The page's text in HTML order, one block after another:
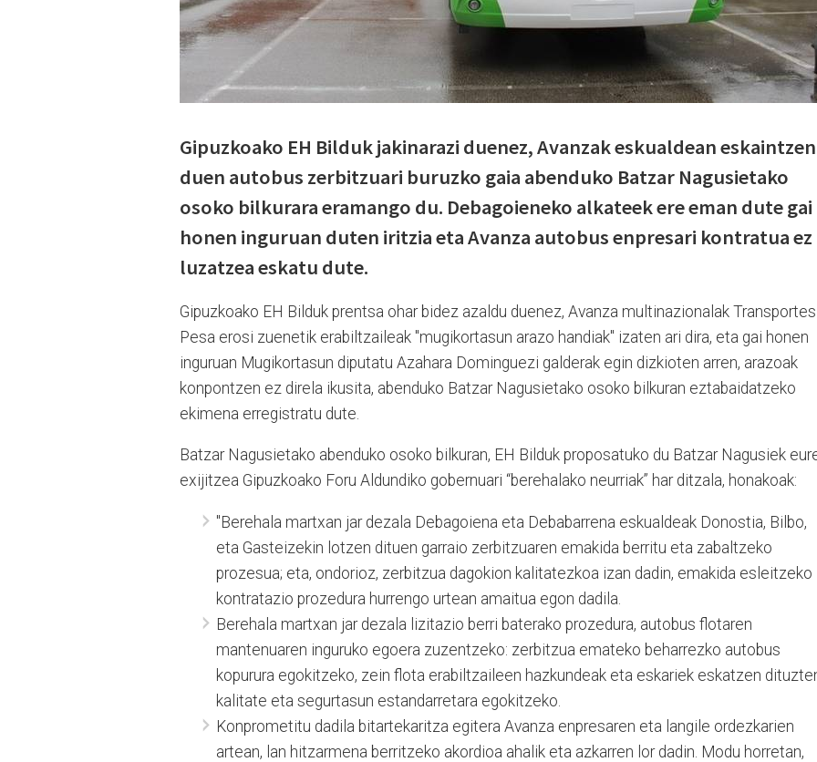
Gipuzkoako EH Bilduk jakinarazi duenez, Avanzak eskualdean eskaintzen
duen autobus zerbitzuari buruzko gaia abenduko Batzar Nagusietako
osoko bilkurara eramango du. Debagoieneko alkateek ere eman dute gai
honen inguruan duten iritzia eta Avanza autobus enpresari kontratua ez
luzatzea eskatu dute.
Gipuzkoako EH Bilduk prentsa ohar bidez azaldu duenez, Avanza multinazionalak Transportes
Pesa erosi zuenetik erabiltzaileak "mugikortasun arazo handiak" izaten ari dira, eta gai honen
inguruan Mugikortasun diputatu Azahara Dominguezi galderak egin dizkioten arren, arazoak
konpontzen ez direla ikusita, abenduko Batzar Nagusietako osoko bilkuran eztabaidatzeko
ekimena erregistratu dute.
Batzar Nagusietako abenduko osoko bilkuran, EH Bilduk proposatuko du Batzar Nagusiek
exijitzea Gipuzkoako Foru Aldundiko gobernuari “berehalako neurriak” har ditzala, honakoak:
"Berehala martxan jar dezala Debagoiena eta Debabarrena eskualdeak Donostia, Bilbo,
eta Gasteizekin lotzen dituen garraio zerbitzuaren emakida berritu eta zabaltzeko
prozesua; eta, ondorioz, zerbitzua dagokion kalitatezkoa izan dadin, emakida esleitzeko
kontratazio prozedura hurrengo urtean amaitua egon dadila.
Berehala martxan jar dezala lizitazio berri baterako prozedura, autobus flotaren
mantenuaren inguruko egoera zuzentzeko: zerbitzua emateko beharrezko autobus
kopurura egokitzeko, zein flota erabiltzaileen hazkundeak eta eskariek eskatzen
kalitate eta segurtasun estandarretara egokitzeko.
Konprometitu dadila bitartekaritza egitera Avanza enpresaren eta langile ordezkarien
artean, lan hitzarmena berritzeko akordioa ahalik eta azkarren lor dadin. Modu horretan,